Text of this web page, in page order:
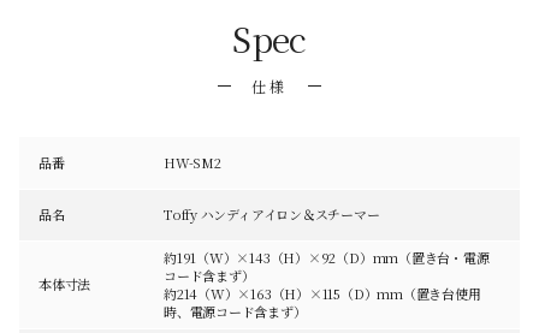
Spec
仕様
品番 HW-SM2
品名 Toffy ハンディアイロン＆スチーマー
本体寸法
約191（W）×143（H）×92（D）mm（置き台・電源
コード含まず）
約214（W）×163（H）×115（D）mm（置き台使用
時、電源コード含まず）